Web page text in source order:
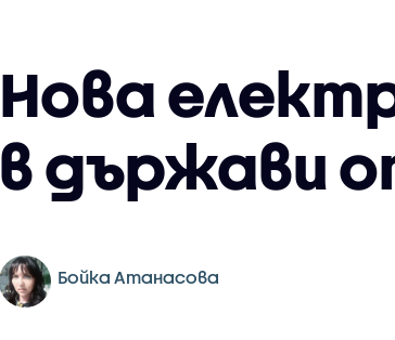
Нова
в държави
Бойка Атанасова